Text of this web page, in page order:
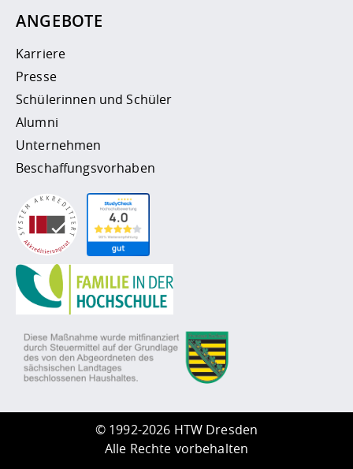
ANGEBOTE
Karriere
Presse
Schülerinnen und Schüler
Alumni
Unternehmen
Beschaffungsvorhaben
© 1992-2026 HTW Dresden
Alle Rechte vorbehalten